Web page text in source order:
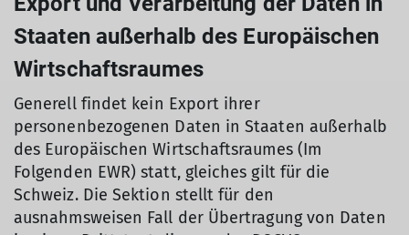
Staaten außerhalb des Europäischen
Wirtschaftsraumes
Generell findet kein Export ihrer
personenbezogenen Daten in Staaten außerhalb
des Europäischen Wirtschaftsraumes (Im
Folgenden EWR) statt, gleiches gilt für die
Schweiz. Die Sektion stellt für den
ausnahmsweisen Fall der Übertragung von Daten